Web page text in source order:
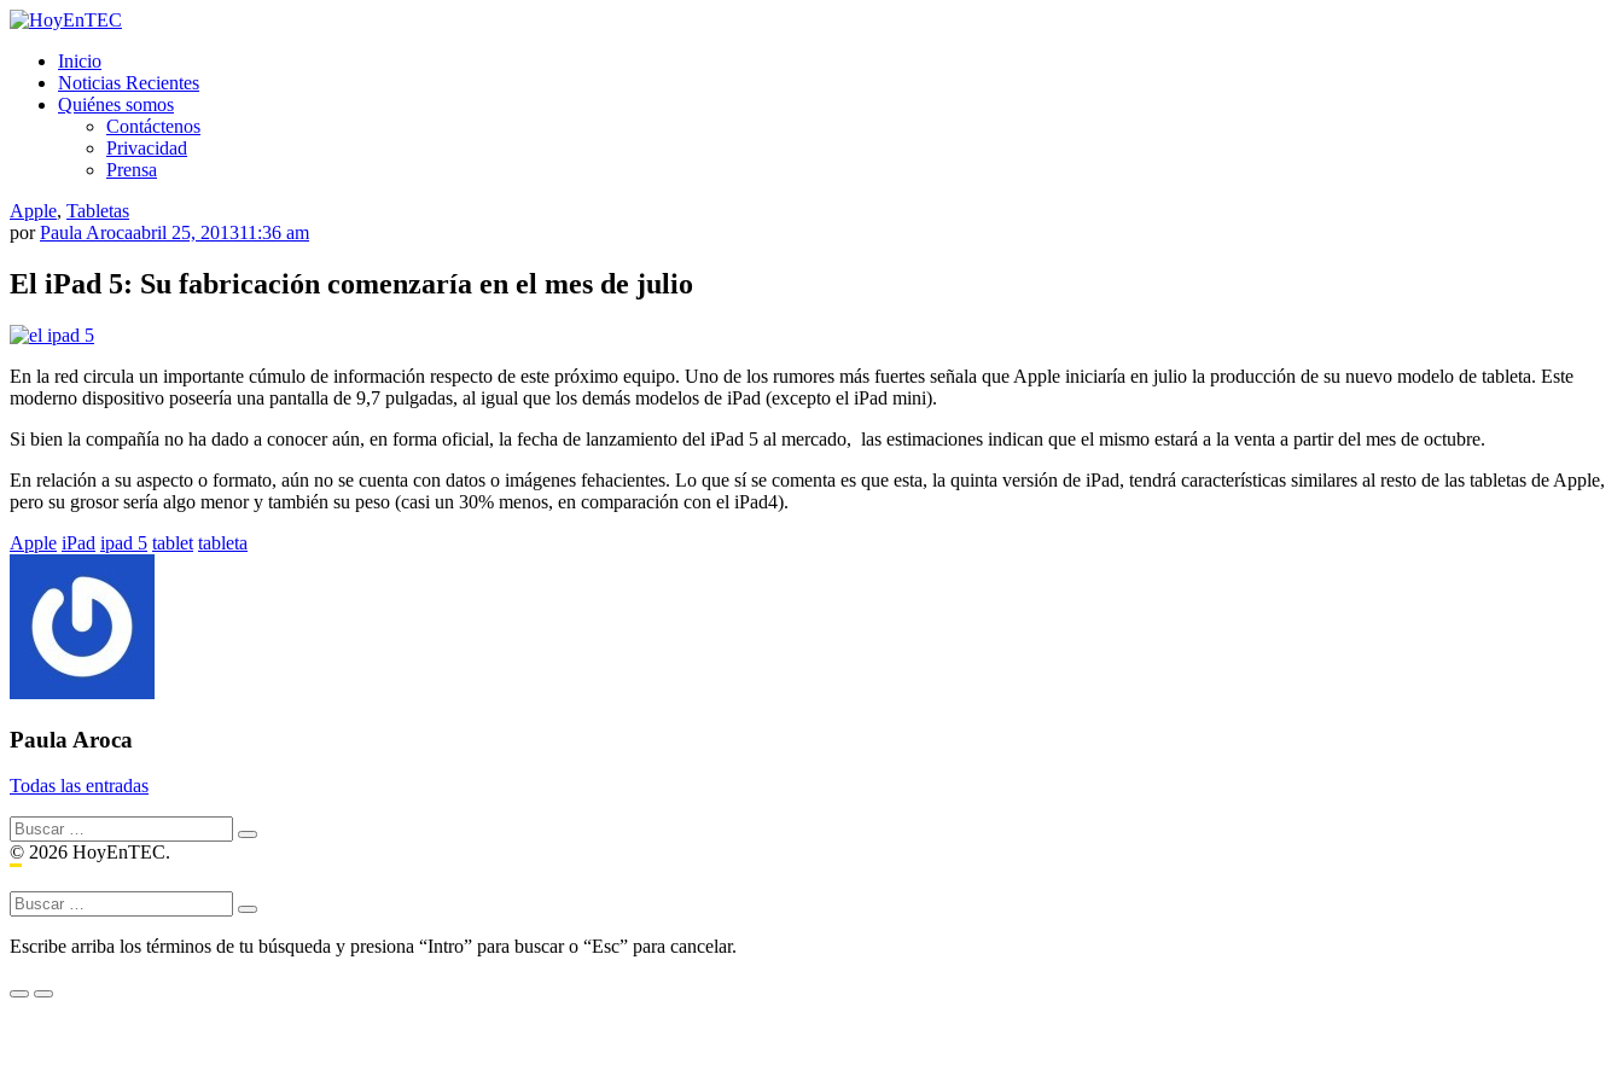
Saltar
contenido.
Inicio
Noticias Recientes
Quiénes somos
Contáctenos
Privacidad
Prensa
Apple, Tabletas
porPaula Arocaabril 25, 201311:36 am
El iPad 5: Su fabricación comenzaría en el mes de julio
En la red circula un importante cúmulo de información respecto de este próximo equipo. Uno de los rumores más fuertes señala que Apple iniciaría en julio la producción de su nuevo modelo de tableta. Este
moderno dispositivo poseería una pantalla de 9,7 pulgadas, al igual que los demás modelos de iPad (excepto el iPad mini).
Si bien la compañía no ha dado a conocer aún, en forma oficial, la fecha de lanzamiento del iPad 5 al mercado, las estimaciones indican que el mismo estará a la venta a partir del mes de octubre.
En relación a su aspecto o formato, aún no se cuenta con datos o imágenes fehacientes. Lo que sí se comenta es que esta, la quinta versión de iPad, tendrá características similares al resto de las tabletas de Apple,
pero su grosor sería algo menor y también su peso (casi un 30% menos, en comparación con el iPad4).
Etiquetado
Apple iPad ipad 5 tablet tableta
Paula Aroca
Todas las entradas
Buscar:
© 2026 HoyEnTEC.
Buscar:
Escribe arriba los términos de tu búsqueda y presiona “Intro” para buscar o “Esc” para cancelar.
Menu